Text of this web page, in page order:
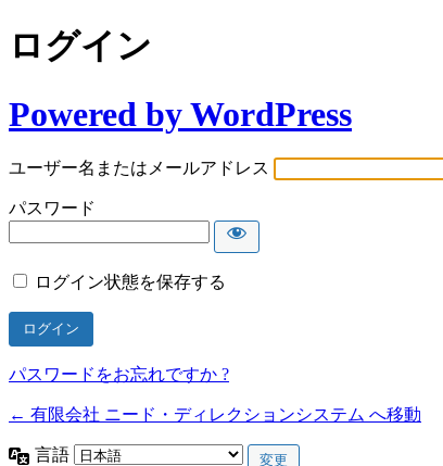
ログイン
Powered by WordPress
ユーザー名またはメールアドレス
パスワード
ログイン状態を保存する
パスワードをお忘れですか ?
← 有限会社 ニード・ディレクションシステム へ移動
言語